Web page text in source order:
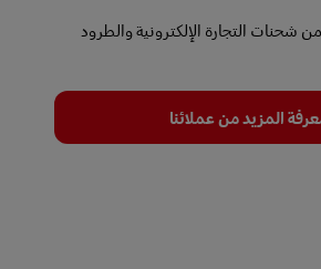
من شحنات التجارة الإلكترونية والطرود
المزيد من عملائنا